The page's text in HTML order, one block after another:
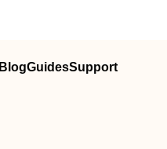
BlogGuidesSupport